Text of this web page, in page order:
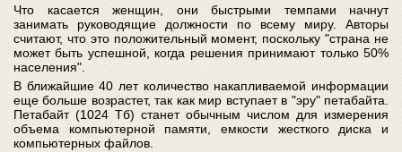
Что касается женщин, они быстрыми темпами начнут
занимать руководящие должности по всему миру. Авторы
считают, что это положительный момент, поскольку "страна не
может быть успешной, когда решения принимают только 50%
населения".
В ближайшие 40 лет количество накапливаемой информации
еще больше возрастет, так как мир вступает в "эру" петабайта.
Петабайт (1024 Тб) станет обычным числом для измерения
объема компьютерной памяти, емкости жесткого диска и
компьютерных файлов.